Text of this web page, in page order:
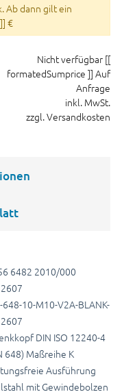
Ab dann gilt ein
€
Nicht verfügbar [[
formatedSumprice ]] Auf
Anfrage
inkl. MwSt.
zzgl. Versandkosten
6482 2010/000
648-10-M10-V2A-BLANK-
DIN ISO 12240-4
648) Maßreihe K
Ausführung
mit Gewindebolzen